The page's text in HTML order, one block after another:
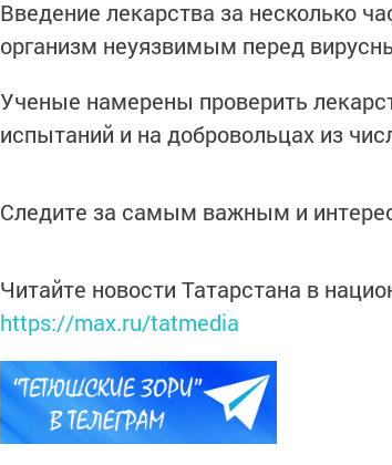
Введение лекарства за несколько
организм неуязвимым перед
Ученые намерены проверить
испытаний и на добровольцах из
Следите за самым важным и
Читайте новости Татарстана в
https://max.ru/tatmedia